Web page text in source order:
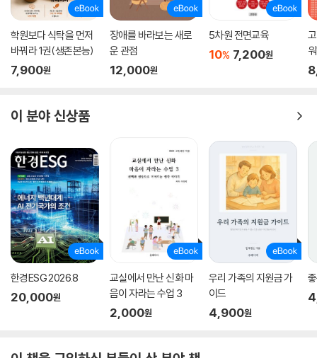
학적인 뜨거운 호소이자, 갈수록 기후는 변하는데 인간은 변하지 않는다면
이런 일이 계속 반복될 수밖에 없음을 우리에게 분명하게 경고한다.
포트맥머리 화재는 과거 150년 동안 나란히 성장한 석유산업과 화재의 양
상을 단적으로 드러냈다. 수단과 방법을 가리지 않는 탄화수소 자원 개발,
현상 사이에서 발생한 맹렬한 시너지였다. (…) 전에 없던 새로운 종류의
불이 세상에 등장한 순간이었다. _9쪽
우리가 어떻게 가느냐에 따라
인류의 도착지도 달라진다
이 책의 전반부에서 불과 인간의 관계, 그리고 불의 화신인 석유산업이 우
리 삶에 끼친 영향들을 살펴봤다면, 후반부에서는 현대 기후학이 어떻게
발전했으며, ‘생명이 살아가는 공간’인 대기가 인간에 의해 어떻게 영향을
받는지 여러 연구 사례들을 통해 살펴본다. 인류가 지구에 살아온 이래로
대기가 인간에 의해 변할 수 있다는 건 누구도 생각해본 적 없는 일이었다.
하지만 불과 한 세기 전, 인류가 자동차에 진지하게 관심을 기울이면서 상
황은 완전히 달라졌다. 사실상 석유시대가 열린 이래 대기로 배출되는 물
학원보다 식탁을 먼저
바꿔라 1권(생존본능)
7,900원
장애를 바라보는 새로
운 관점
12,000원
5차원 전면교육
10% 7,200원
이 분야 신상품
한경ESG 2026.8
20,000원
교실에서 만난 신화 마
음이 자라는 수업 3
2,000원
우리 가족의 지원금 가
이드
4,900원